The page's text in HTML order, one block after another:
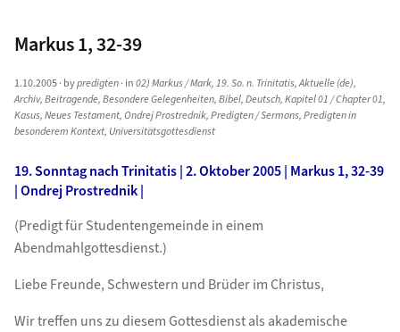
Markus 1, 32-39
1.10.2005· bypredigten· in02) Markus / Mark,19. So. n. Trinitatis,Aktuelle (de),
Archiv,Beitragende,Besondere Gelegenheiten,Bibel,Deutsch,Kapitel 01 / Chapter 01,
Kasus,Neues Testament,Ondrej Prostrednik,Predigten / Sermons,Predigten in
besonderem Kontext, Universitätsgottesdienst
19. Sonntag nach Trinitatis | 2. Oktober 2005 | Markus 1, 32-39
| Ondrej Prostrednik |
(Predigt für Studentengemeinde in einem
Abendmahlgottesdienst.)
Liebe Freunde, Schwestern und Brüder im Christus,
Wir treffen uns zu diesem Gottesdienst als akademische